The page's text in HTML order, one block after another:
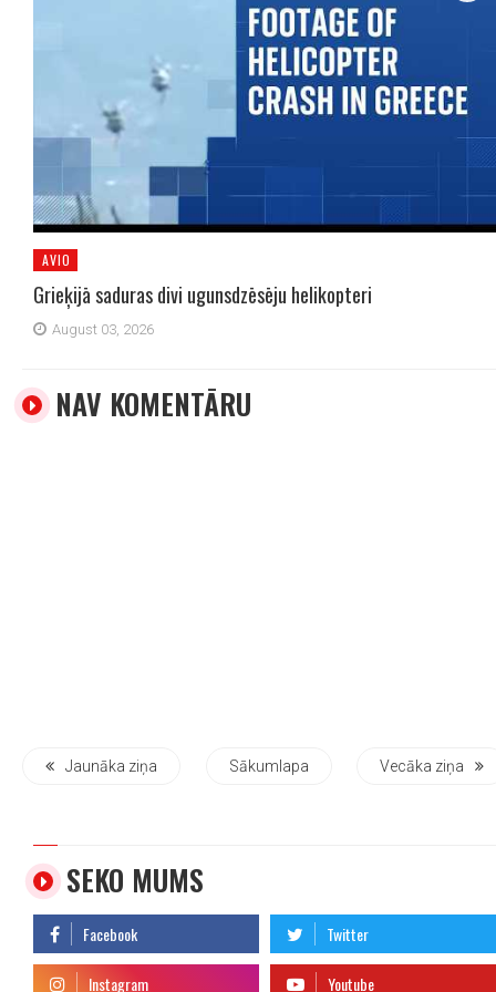
AVIO
Grieķijā saduras divi ugunsdzēsēju helikopteri
August 03, 2026
NAV KOMENTĀRU
Jaunāka ziņa Sākumlapa Vecāka ziņa
SEKO MUMS